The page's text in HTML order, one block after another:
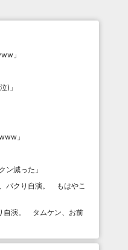
」
) 」
」
ン減った 」
パクり自演。 もはやこ
自演。 タムケン、お前